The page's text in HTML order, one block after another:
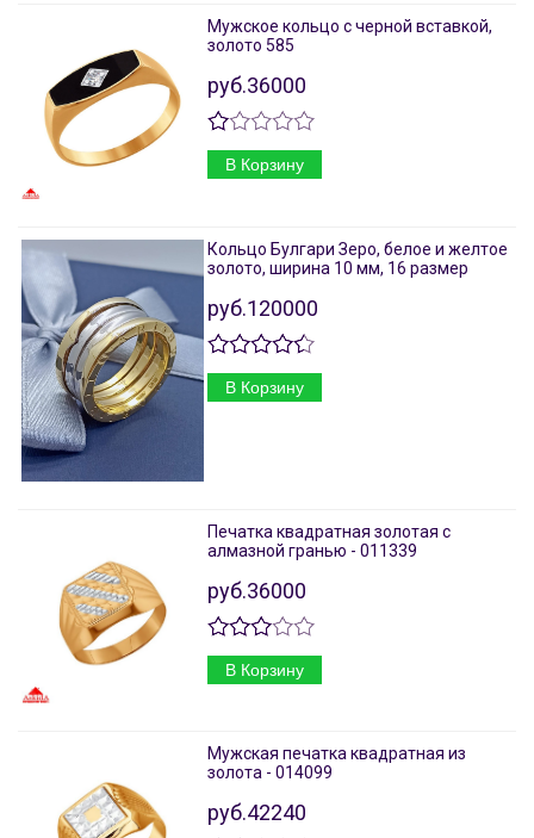
Мужское кольцо с черной вставкой,
золото 585
руб.36000
В Корзину
Кольцо Булгари Зеро, белое и желтое
золото, ширина 10 мм, 16 размер
руб.120000
В Корзину
Печатка квадратная золотая с
алмазной гранью - 011339
руб.36000
В Корзину
Мужская печатка квадратная из
золота - 014099
руб.42240